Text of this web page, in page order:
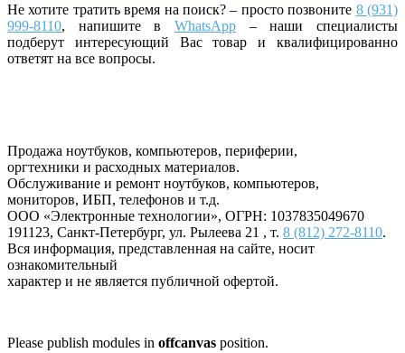
Не хотите тратить время на поиск? – просто позвоните 8 (931)
999-8110, напишитевWhatsApp – наши специалисты
подберут интересующий Вас товар и квалифицированно
ответят на все вопросы.
Продажа ноутбуков, компьютеров, периферии,
оргтехники и расходных материалов.
Обслуживание и ремонт ноутбуков, компьютеров,
мониторов, ИБП, телефонов и т.д.
ООО «Электронные технологии», ОГРН: 1037835049670
191123, Санкт-Петербург, ул. Рылеева 21 , т. 8 (812) 272-8110.
Вся информация, представленная на сайте, носит
ознакомительный
характер и не является публичной офертой.
Please publish modules in offcanvas position.